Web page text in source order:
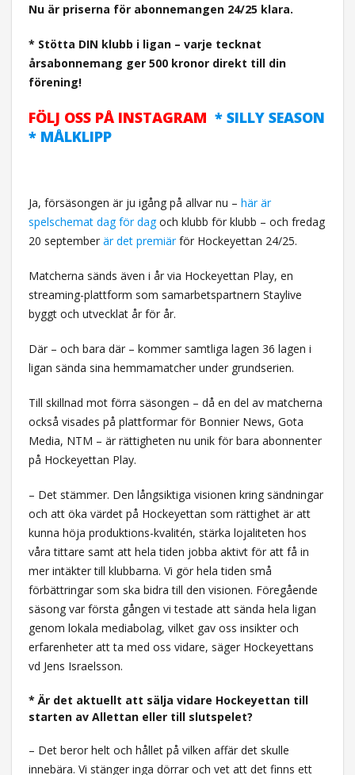
Nu är priserna för abonnemangen 24/25 klara.
* Stötta DIN klubb i ligan – varje tecknat
årsabonnemang ger 500 kronor direkt till din
förening!
FÖLJ OSS PÅ INSTAGRAM * SILLY SEASON
* MÅLKLIPP
Ja, försäsongen är ju igång på allvar nu – här är
spelschemat dag för dagoch klubb för klubb – och fredag
20 september är det premiärför Hockeyettan 24/25.
Matcherna sänds även i år via Hockeyettan Play, en
streaming-plattform som samarbetspartnern Staylive
byggt och utvecklat år för år.
Där – och bara där – kommer samtliga lagen 36 lagen i
ligan sända sina hemmamatcher under grundserien.
Till skillnad mot förra säsongen – då en del av matcherna
också visades på plattformar för Bonnier News, Gota
Media, NTM – är rättigheten nu unik för bara abonnenter
på Hockeyettan Play.
– Det stämmer. Den långsiktiga visionen kring sändningar
och att öka värdet på Hockeyettan som rättighet är att
kunna höja produktions-kvalitén, stärka lojaliteten hos
våra tittare samt att hela tiden jobba aktivt för att få in
mer intäkter till klubbarna. Vi gör hela tiden små
förbättringar som ska bidra till den visionen. Föregående
säsong var första gången vi testade att sända hela ligan
genom lokala mediabolag, vilket gav oss insikter och
erfarenheter att ta med oss vidare, säger Hockeyettans
vd Jens Israelsson.
* Är det aktuellt att sälja vidare Hockeyettan till
starten av Allettan eller till slutspelet?
– Det beror helt och hållet på vilken affär det skulle
innebära. Vi stänger inga dörrar och vet att det finns ett